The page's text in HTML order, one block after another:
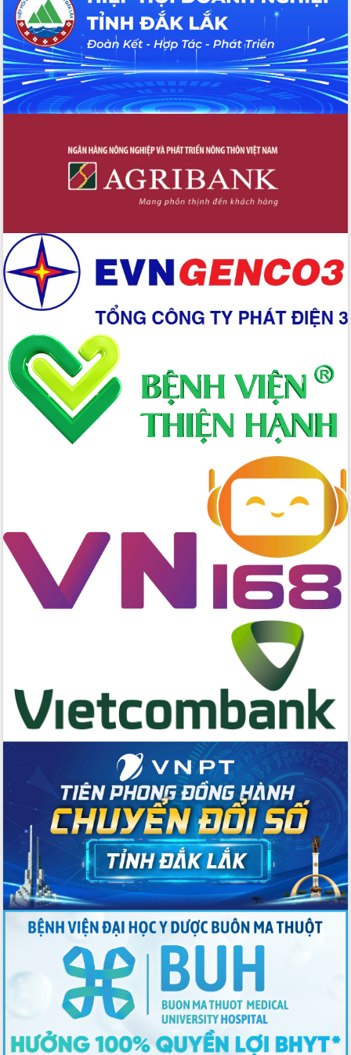
Bầu cử Quốc hội và HĐND: Cử tri Đắk
Lắk gửi gắm niềm tin, kỳ vọng vào lá
phiếu
Đắk Lắk sẵn sàng các điều kiện cho
Ngày hội bầu cử đại biểu Quốc hội
khóa XVI và HĐND các cấp nhiệm kỳ
2026-2031
an toàn, hiệu quả, đúng quy định
Thủ tướng Chính phủ Phạm Minh Chính
kiểm tra, chỉ đạo hoàn thành các dự
án cao tốc và thăm khu tái định cư tại
Sôi nổi Hội đua ngựa truyền thống Gò
Thì Thùng mừng Xuân Bính Ngọ 2026
Lãnh đạo tỉnh dâng hương tưởng niệm
tại Đập Đồng Cam đầu Xuân Bính Ngọ
Ngành nông nghiệp phấn đấu tăng
trưởng đạt 5,86% trong năm 2026
UBND tỉnh Đắk Lắk triển khai công tác
quốc phòng, quân sự địa phương năm
2026
Đắk Lắk tập trung toàn lực khắc phục
tồn tại IUU, sẵn sàng làm việc với
Đoàn thanh tra EC
Kỳ họp Chuyên đề lần thứ Năm, HĐND
tỉnh Đắk Lắk thông qua các nghị quyết
quan trọng
Thống nhất danh sách giới thiệu ứng
cử đại biểu Quốc hội khoá XVI và đại
Hội nghị lần thứ tư Ban Chỉ đạo công
tác bầu cử tỉnh Đắk Lắk
Hội nghị Báo cáo viên Trung ương
tháng 01/2026
Phó Thủ tướng Hồ Quốc Dũng đánh giá
cao kết quả Chiến dịch Quang Trung
Hội nghị Ban Chấp hành Đảng bộ tỉnh
Đắk Lắk lần thứ 2 (mở rộng)
Tập trung giải phóng mặt bằng, đẩy
nhanh tiến độ Tuyến đường bộ ven
biển
Gỡ khó, khởi công xây dựng, sửa chữa
toàn bộ nhà ở cho hộ dân đúng tiến độ
đề ra
UBND tỉnh Đắk Lắk tổng kết công tác
quốc phòng, quân sự địa phương năm
2025
Tập trung triển khai quyết liệt, đồng bộ
các giải pháp nhằm thực hiện hiệu quả
các nhiệm vụ đề ra năm 2025
Phát huy vai trò của người có uy tín